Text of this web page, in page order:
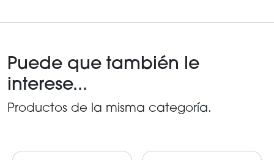
Puede que también le
interese...
Productos de la misma categoría.